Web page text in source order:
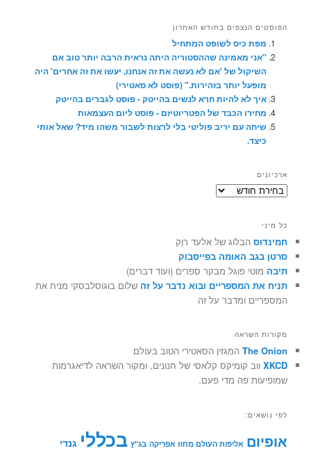
הפוסטים הנצפים בחודש האחרון
מפת כיס לשופט המתחיל
"אני מאמינה שההסטוריה היתה נראית הרבה יותר טוב אם
השיקול של 'אם לא נעשה את זה אנחנו, יעשו את זה אחרים' היה
מופעל יותר בזהירות." (פוסט לא סאטירי)
איך לא להיות חרא לנשים בהייטק - פוסט לגברים בהייטק
מחירו הכבד של הפטריוטיזם - פוסט ליום העצמאות
שיחה עם יריב פוליטי בלי לרצות לשבור משהו מיד? שאל אותי
כיצד.
ארכיונים
ארכיונים
כל מיני
חמינדוס הבלוג של אלעד רוֶק
סרטן בגב האומה בפייסבוק
תיבה מוטי פוגל מבקר ספרים (ועוד דברים)
תניח את המספריים ובוא נדבר על זה שלום בוגוסלבסקי מניח את
המספריים ומדבר על זה
מקורות השראה
The Onion המגזין הסאטירי הטוב בעולם
XKCD ווב קומיקס קלאסי של חנונים, ומקור השראה לדיאגרמות
שמופיעות פה מדי פעם.
לפי נושאים:
אופיום אליפות העולם מחוז אפריקה בג"ץ בכללי גנדי